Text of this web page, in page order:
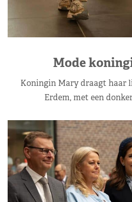
Mode
Koningin Mary draagt haar
Erdem, met een